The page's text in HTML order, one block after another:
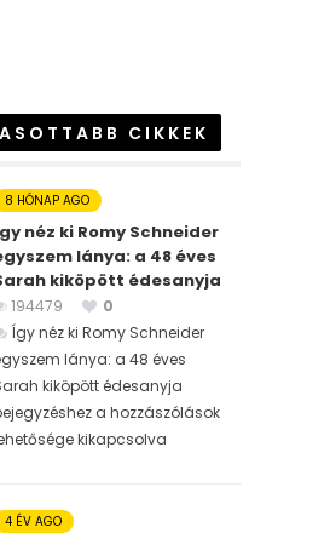
CIKKEK
8 HÓNAP AGO
néz ki Romy Schneider
lánya: a 48 éves
kiköpött édesanyja
194479
0
Így néz ki Romy Schneider
lánya: a 48 éves
kiköpött édesanyja
a hozzászólások
kikapcsolva
4 ÉV AGO